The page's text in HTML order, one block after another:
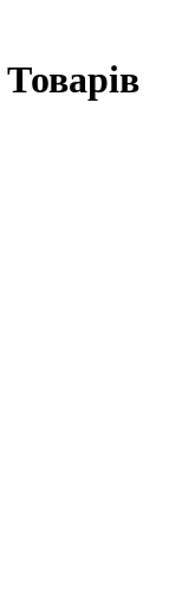
Товарів